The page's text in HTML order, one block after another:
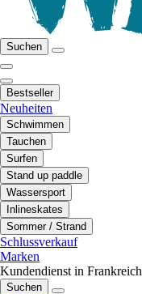
Suchen
Bestseller
Neuheiten
Schwimmen
Tauchen
Surfen
Stand up paddle
Wassersport
Inlineskates
Sommer / Strand
Schlussverkauf
Marken
Kundendienst in Frankreich
Suchen